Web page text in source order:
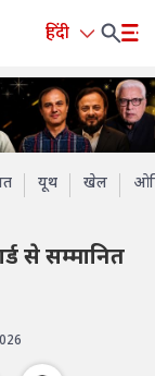
हिंदी
यूथ खेल
से सम्मानित